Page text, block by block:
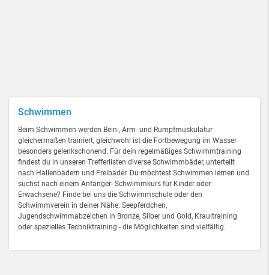
Schwimmen
Beim Schwimmen werden Bein-, Arm- und Rumpfmuskulatur
gleichermaßen trainiert, gleichwohl ist die Fortbewegung im Wasser
besonders gelenkschonend. Für dein regelmäßiges Schwimmtraining
findest du in unseren Trefferlisten diverse Schwimmbäder, unterteilt
nach Hallenbädern und Freibäder. Du möchtest Schwimmen lernen und
suchst nach einem Anfänger- Schwimmkurs für Kinder oder
Erwachsene? Finde bei uns die Schwimmschule oder den
Schwimmverein in deiner Nähe. Seepferdchen,
Jugendschwimmabzeichen in Bronze, Silber und Gold, Kraultraining
oder spezielles Techniktraining - die Möglichkeiten sind vielfältig.